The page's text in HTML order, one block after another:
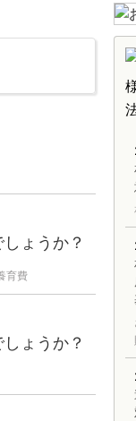
ょうか？
育費
ょうか？